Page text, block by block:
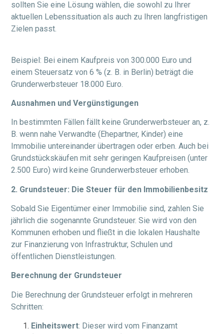
sollten Sie eine Lösung wählen, die sowohl zu Ihrer
aktuellen Lebenssituation als auch zu Ihren langfristigen
Zielen passt.
Beispiel: Bei einem Kaufpreis von 300.000 Euro und
einem Steuersatz von 6 % (z. B. in Berlin) beträgt die
Grunderwerbsteuer 18.000 Euro.
Ausnahmen und Vergünstigungen
In bestimmten Fällen fällt keine Grunderwerbsteuer an, z.
B. wenn nahe Verwandte (Ehepartner, Kinder) eine
Immobilie untereinander übertragen oder erben. Auch bei
Grundstückskäufen mit sehr geringen Kaufpreisen (unter
2.500 Euro) wird keine Grunderwerbsteuer erhoben.
2. Grundsteuer: Die Steuer für den Immobilienbesitz
Sobald Sie Eigentümer einer Immobilie sind, zahlen Sie
jährlich die sogenannte Grundsteuer. Sie wird von den
Kommunen erhoben und fließt in die lokalen Haushalte
zur Finanzierung von Infrastruktur, Schulen und
öffentlichen Dienstleistungen.
Berechnung der Grundsteuer
Die Berechnung der Grundsteuer erfolgt in mehreren
Schritten:
Einheitswert: Dieser wird vom Finanzamt